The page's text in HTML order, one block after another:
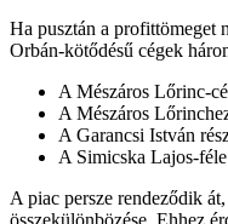
Ha pusztán a profittömeget
Orbán-kötődésű cégek
A Mészáros Lőrinc-
A Mészáros
A Garancsi István
A Simicska Lajos-
A piac persze rendeződik
összekülönbözése. Ehhez